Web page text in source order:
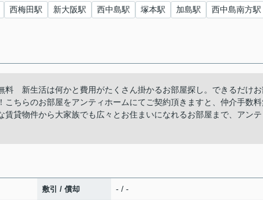
西梅田駅 新大阪駅 西中島駅 塚本駅 加島駅
西中島南方駅
料 新生活は何かと費用がたくさん掛かるお部屋探し。できるだけお
こちらのお部屋をアンティホームにてご契約頂きますと、仲介手数
貸物件から大家族でも広々とお住まいになれるお部屋まで、アンテ
敷引 / 償却 - / -